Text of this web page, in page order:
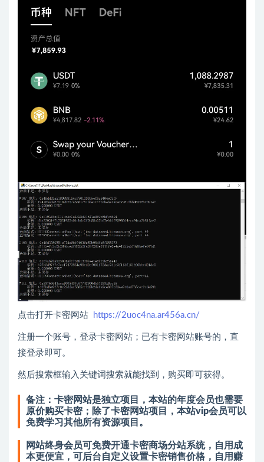
点击打开卡密网站 https://2uoc4na.ar456a.cn/
注册一个账号，登录卡密网站；已有卡密网站账号的，直
接登录即可。
然后搜索框输入关键词搜索就能找到，购买即可获得。
备注：卡密网站是独立项目，本站的年度会员也需要
原价购买卡密；除了卡密网站项目，本站vip会员可以
免费学习其他所有资源项目。
网站终身会员可免费开通卡密商场分站系统，自用成
本更便宜，可后台自定义设置卡密销售价格，自用赚